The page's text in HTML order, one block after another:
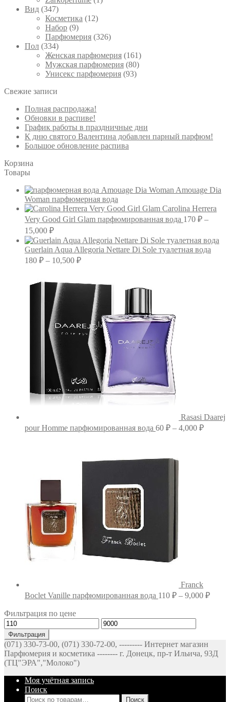
Вид (347)
Косметика (12)
Набор (9)
Парфюмерия (326)
Пол (334)
Женская парфюмерия (161)
Мужская парфюмерия (80)
Унисекс парфюмерия (93)
Свежие записи
Полная распродажа!
Обновки в распиве!
График работы в праздничные дни
К дню святого Валентина добавлен парный парфюм!
Большое обновление распива
Корзина
Товары
Amouage Dia
Woman парфюмерная вода
Carolina Herrera
Very Good Girl Glam парфюмированная вода 170 ₽ –
15,000 ₽Диапазон
цен:
170 ₽
–
Guerlain Aqua Allegoria Nettare Di Sole туалетная вода
180 ₽ – 10,500 ₽Диапазон
10,500 ₽
Rasasi Daarej
pour Homme парфюмированная вода 60 ₽ – 4,000 ₽
Franck
Boclet Vanille парфюмированная вода 110 ₽ – 9,000 ₽
Фильтрация по цене
Минимальная
цена
Максимальная
цена
Фильтрация
(071) 330-73-00, (071) 330-72-00, --------- Интернет магазин
Парфюмерия и косметика -------- г. Донецк, пр-т Ильича, 93Д
(ТЦ"ЭРА","Молоко")
Моя учётная запись
Поиск
Искать:
Поиск